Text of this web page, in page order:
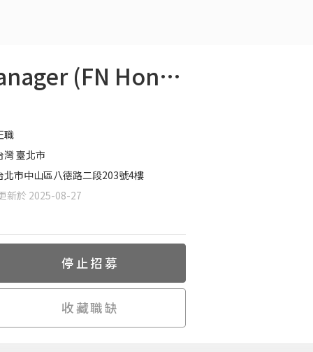
【客戶經理 - FN Hong Kong Market】Account Manager (FN Hong Kong Market)
職
灣 臺北市
北市中山區八德路二段203號4樓
新於 2025-08-27
停止招募
收藏職缺